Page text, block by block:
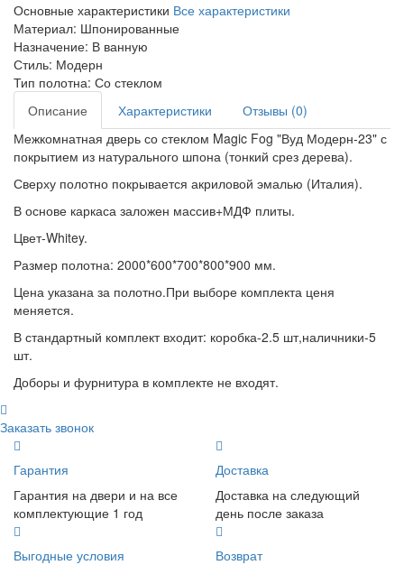
Основные характеристики Все характеристики
Материал: Шпонированные
Назначение: В ванную
Стиль: Модерн
Тип полотна: Со стеклом
Описание
Характеристики
Отзывы (0)
Межкомнатная дверь со стеклом Magic Fog "Вуд Модерн-23" с
покрытием из натурального шпона (тонкий срез дерева).
Сверху полотно покрывается акриловой эмалью (Италия).
В основе каркаса заложен массив+МДФ плиты.
Цвет-Whitey.
Размер полотна: 2000*600*700*800*900 мм.
Цена указана за полотно.При выборе комплекта ценя
меняется.
В стандартный комплект входит: коробка-2.5 шт,наличники-5
шт.
Доборы и фурнитура в комплекте не входят.
Заказать звонок
Гарантия
Гарантия на двери и на все
комплектующие 1 год
Доставка
Доставка на следующий
день после заказа
Выгодные условия
Возврат